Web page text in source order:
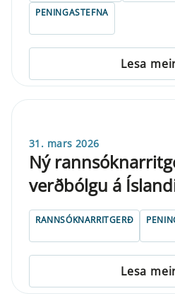
PENINGASTEFNA
Lesa
31. mars 2026
Ný
verðbólgu á
RANNSÓKNARRITGERÐ
Lesa